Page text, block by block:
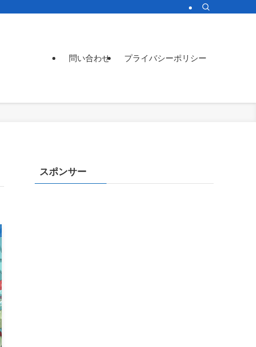
問い合わせ プライバシーポリシー
スポンサー